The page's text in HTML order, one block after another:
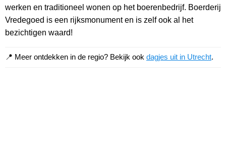
werken en traditioneel wonen op het boerenbedrijf. Boerderij
Vredegoed is een rijksmonument en is zelf ook al het
bezichtigen waard!
📍 Meer ontdekken in de regio? Bekijk ook dagjes uit in Utrecht.